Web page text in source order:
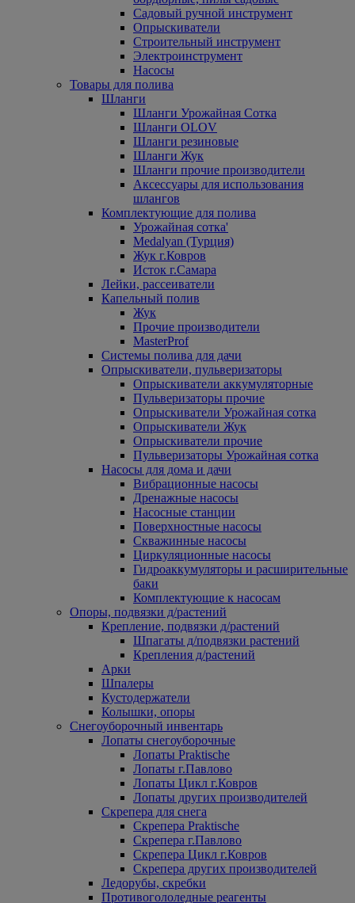
Садовый ручной инструмент
Опрыскиватели
Строительный инструмент
Электроинструмент
Насосы
Товары для полива
Шланги
Шланги Урожайная Сотка
Шланги OLOV
Шланги резиновые
Шланги Жук
Шланги прочие производители
Аксессуары для использования
шлангов
Комплектующие для полива
Урожайная сотка'
Medalyan (Турция)
Жук г.Ковров
Исток г.Самара
Лейки, рассеиватели
Капельный полив
Жук
Прочие производители
MasterProf
Системы полива для дачи
Опрыскиватели, пульверизаторы
Опрыскиватели аккумуляторные
Пульверизаторы прочие
Опрыскиватели Урожайная сотка
Опрыскиватели Жук
Опрыскиватели прочие
Пульверизаторы Урожайная сотка
Насосы для дома и дачи
Вибрационные насосы
Дренажные насосы
Насосные станции
Поверхностные насосы
Скважинные насосы
Циркуляционные насосы
Гидроаккумуляторы и расширительные
баки
Комплектующие к насосам
Опоры, подвязки д/растений
Крепление, подвязки д/растений
Шпагаты д/подвязки растений
Крепления д/растений
Арки
Шпалеры
Кустодержатели
Колышки, опоры
Снегоуборочный инвентарь
Лопаты снегоуборочные
Лопаты Praktische
Лопаты г.Павлово
Лопаты Цикл г.Ковров
Лопаты других производителей
Скрепера для снега
Скрепера Praktische
Скрепера г.Павлово
Скрепера Цикл г.Ковров
Скрепера других производителей
Ледорубы, скребки
Противогололедные реагенты